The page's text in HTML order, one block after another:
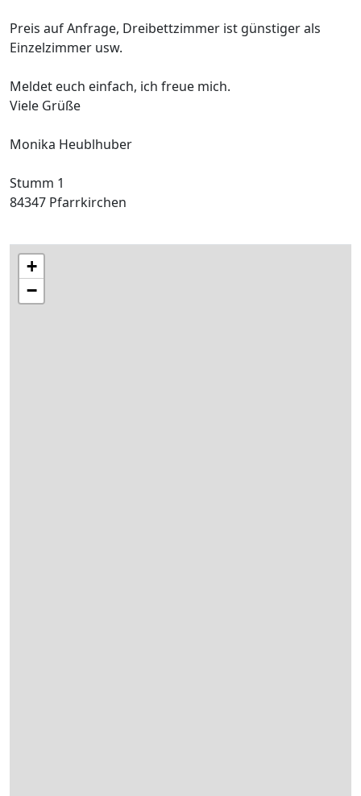
Preis auf Anfrage, Dreibettzimmer ist günstiger als
Einzelzimmer usw.
Meldet euch einfach, ich freue mich.
Viele Grüße
Monika Heublhuber
Stumm 1
84347 Pfarrkirchen
+
−